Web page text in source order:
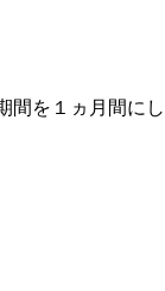
間を１ヵ月間にし